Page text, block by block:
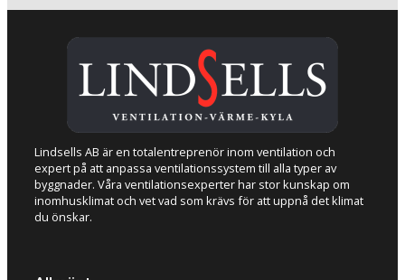
Lindsells AB är en totalentreprenör inom ventilation och
expert på att anpassa ventilationssystem till alla typer av
byggnader. Våra ventilationsexperter har stor kunskap om
inomhusklimat och vet vad som krävs för att uppnå det klimat
du önskar.